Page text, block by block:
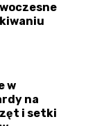
w
na
i setki